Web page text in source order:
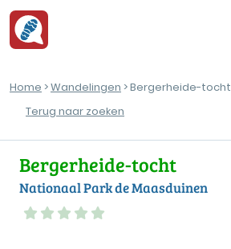
Home >Wandelingen > Bergerheide-tocht
Terug naar zoeken
Bergerheide-tocht
Nationaal Park de Maasduinen